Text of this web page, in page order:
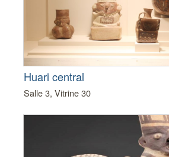
Huari central
Salle 3, Vitrine 30